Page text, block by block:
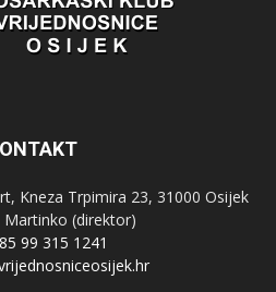
Kneza Trpimira 23, 31000 Osijek
(direktor)
99 315 1241